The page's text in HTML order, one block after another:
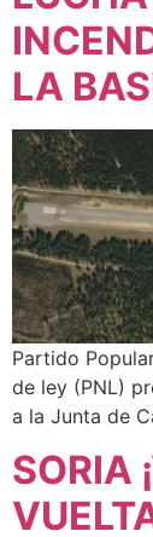
LA
Partido
de ley (PNL)
a la Junta de
SORIA